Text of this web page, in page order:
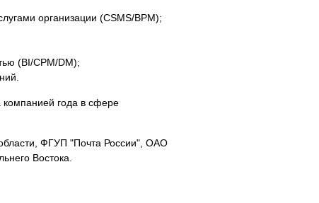
организации (CSMS/BPM);
(BI/CPM/DM);
года в сфере
ФГУП "Почта России", ОАО
Востока.